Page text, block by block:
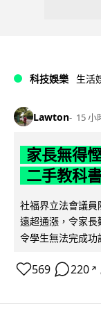
科技娛樂 生活
Lawton 15 小
家長無得
二手教科
社福界立法會議
遠超通漲，令家長
令學生無法完成功
569 220 ↗